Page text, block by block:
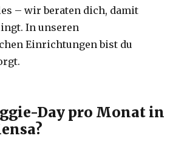
– wir beraten dich, damit
In unseren
Einrichtungen bist du
Day pro Monat in